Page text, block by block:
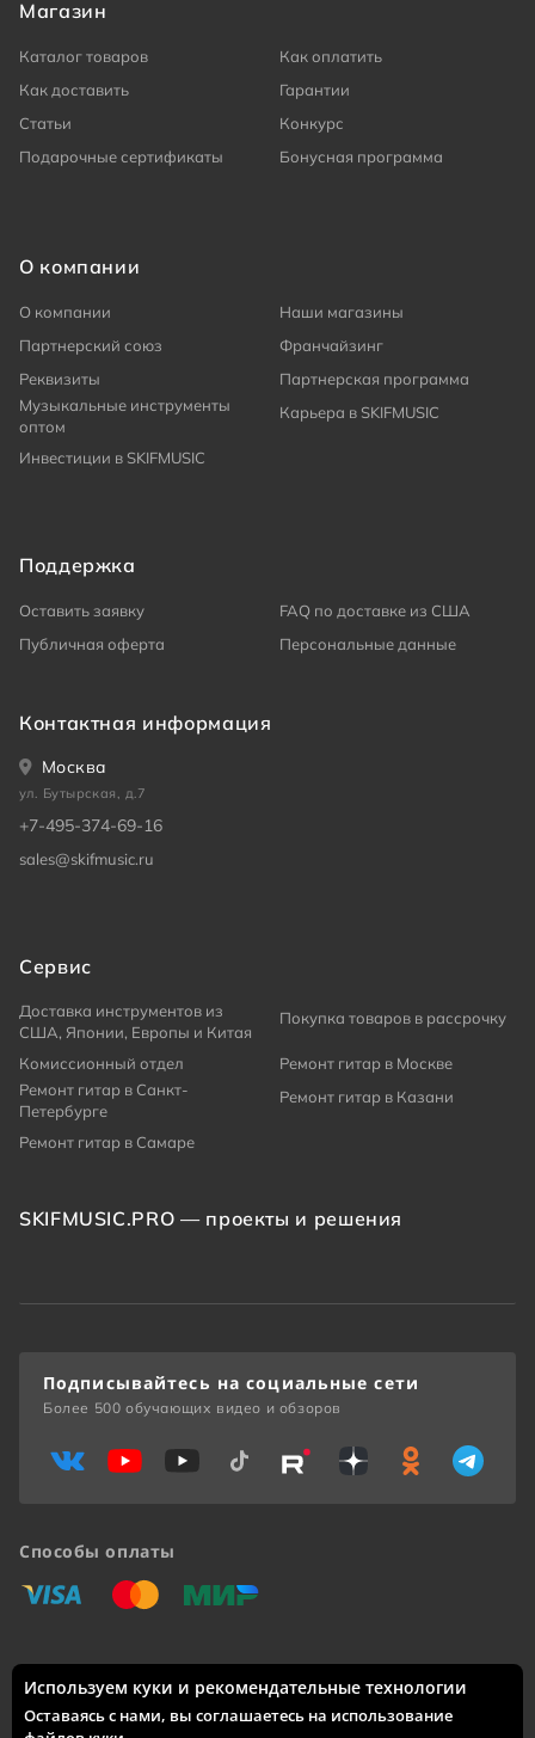
Магазин
Каталог товаров
Как оплатить
Как доставить
Гарантии
Статьи
Конкурс
Подарочные сертификаты
Бонусная программа
О компании
О компании
Наши магазины
Партнерский союз
Франчайзинг
Реквизиты
Партнерская программа
Музыкальные инструменты
оптом
Карьера в SKIFMUSIC
Инвестиции в SKIFMUSIC
Поддержка
Оставить заявку
FAQ по доставке из США
Публичная оферта
Персональные данные
Контактная информация
Москва
ул. Бутырская, д.7
+7-495-374-69-16
sales@skifmusic.ru
Сервис
Доставка инструментов из
США, Японии, Европы и Китая
Покупка товаров в рассрочку
Комиссионный отдел
Ремонт гитар в Москве
Ремонт гитар в Санкт-
Петербурге
Ремонт гитар в Казани
Ремонт гитар в Самаре
SKIFMUSIC.PRO — проекты и решения
Доставка по России: Москва, Санкт-Петербург, Новосибирск,
Екатеринбург, Казань, Нижний Новгород, Челябинск,
Красноярск, Самара, Уфа, Ростов-на-Дону, Омск, Краснодар,
Способы оплаты
«Виза» «Мастеркард»
«Мир»
Подписывайтесь на социальные сети
Более 500 обучающих видео и обзоров
Используем куки и рекомендательные технологии
Оставаясь с нами, вы соглашаетесь на использование